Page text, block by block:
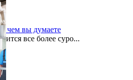
чем вы думаете
все более суро...